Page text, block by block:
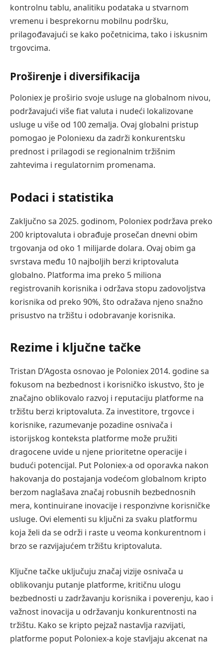
kontrolnu tablu, analitiku podataka u stvarnom
vremenu i besprekornu mobilnu podršku,
prilagođavajući se kako početnicima, tako i iskusnim
trgovcima.
Proširenje i diversifikacija
Poloniex je proširio svoje usluge na globalnom nivou,
podržavajući više fiat valuta i nudeći lokalizovane
usluge u više od 100 zemalja. Ovaj globalni pristup
pomogao je Poloniexu da zadrži konkurentsku
prednost i prilagodi se regionalnim tržišnim
zahtevima i regulatornim promenama.
Podaci i statistika
Zaključno sa 2025. godinom, Poloniex podržava preko
200 kriptovaluta i obrađuje prosečan dnevni obim
trgovanja od oko 1 milijarde dolara. Ovaj obim ga
svrstava među 10 najboljih berzi kriptovaluta
globalno. Platforma ima preko 5 miliona
registrovanih korisnika i održava stopu zadovoljstva
korisnika od preko 90%, što odražava njeno snažno
prisustvo na tržištu i odobravanje korisnika.
Rezime i ključne tačke
Tristan D’Agosta osnovao je Poloniex 2014. godine sa
fokusom na bezbednost i korisničko iskustvo, što je
značajno oblikovalo razvoj i reputaciju platforme na
tržištu berzi kriptovaluta. Za investitore, trgovce i
korisnike, razumevanje pozadine osnivača i
istorijskog konteksta platforme može pružiti
dragocene uvide u njene prioritetne operacije i
budući potencijal. Put Poloniex-a od oporavka nakon
hakovanja do postajanja vodećom globalnom kripto
berzom naglašava značaj robusnih bezbednosnih
mera, kontinuirane inovacije i responzivne korisničke
usluge. Ovi elementi su ključni za svaku platformu
koja želi da se održi i raste u veoma konkurentnom i
brzo se razvijajućem tržištu kriptovaluta.
Ključne tačke uključuju značaj vizije osnivača u
oblikovanju putanje platforme, kritičnu ulogu
bezbednosti u zadržavanju korisnika i poverenju, kao i
važnost inovacija u održavanju konkurentnosti na
tržištu. Kako se kripto pejzaž nastavlja razvijati,
platforme poput Poloniex-a koje stavljaju akcenat na